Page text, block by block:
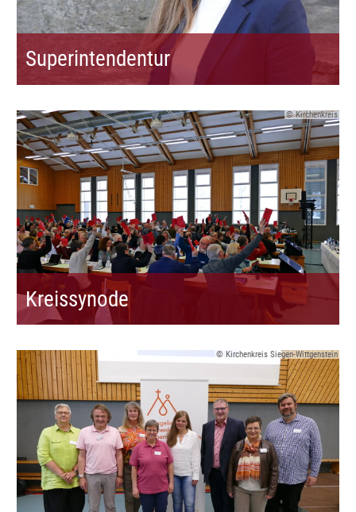
Superintendentur
Kreissynode
© Kirchenkreis
© Kirchenkreis Siegen-Wittgenstein